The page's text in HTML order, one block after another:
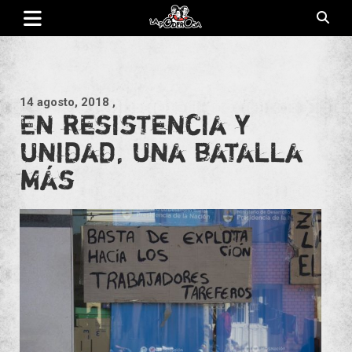
Saltar
contenido
Poderosa.
14 agosto, 2018 ,
En resistencia y
unidad, una batalla
más